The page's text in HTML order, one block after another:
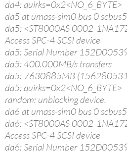
da4: quirks=0x2<NO_6_BYTE>
da5 at umass-sim0 bus 0
da5: <ST8000AS 0002-
Access SPC-4 SCSI device
da5: Serial Number
da5: 400.000MB/s transfers
da5: 7630885MB
da5: quirks=0x2<NO_6_BYTE>
random: unblocking device.
da6 at umass-sim0 bus 0
da6: <ST8000AS 0002-
Access SPC-4 SCSI device
da6: Serial Number